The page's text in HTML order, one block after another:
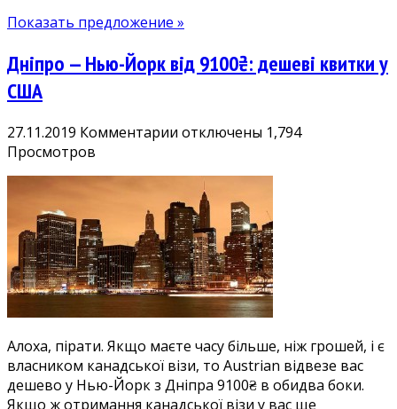
у
червні
Показать предложение »
Дніпро — Нью-Йорк від 9100₴: дешеві квитки у
США
27.11.2019 Комментарии к
Нью-
Йорк
від
9100₴:
дешеві
квитки
США
отключены 1,794
Просмотров
Алоха, пірати. Якщо маєте часу більше, ніж грошей, і є
власником канадської візи, то Austrian відвезе вас
дешево у Нью-Йорк з Дніпра 9100₴ в обидва боки.
Якщо ж отримання канадської візи у вас ще